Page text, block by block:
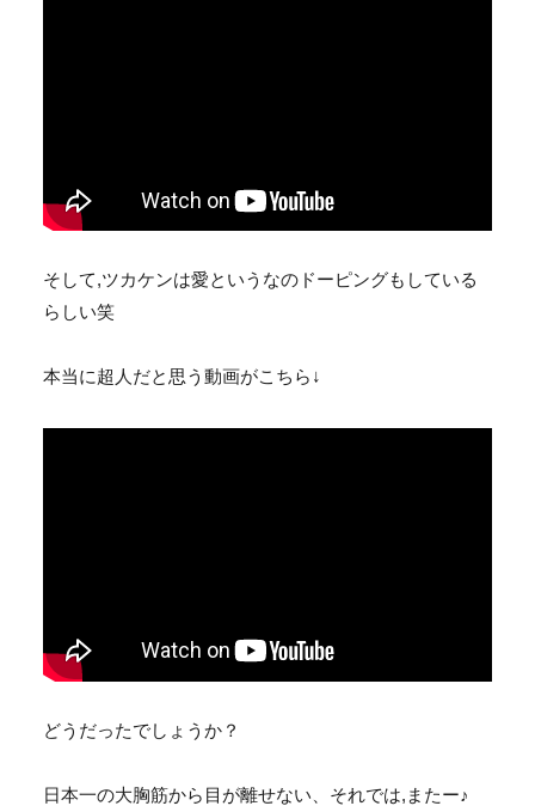
そして,ツカケンは愛というなのドーピングもしている
らしい笑
本当に超人だと思う動画がこちら↓
どうだったでしょうか？
日本一の大胸筋から目が離せない、それでは,またー♪